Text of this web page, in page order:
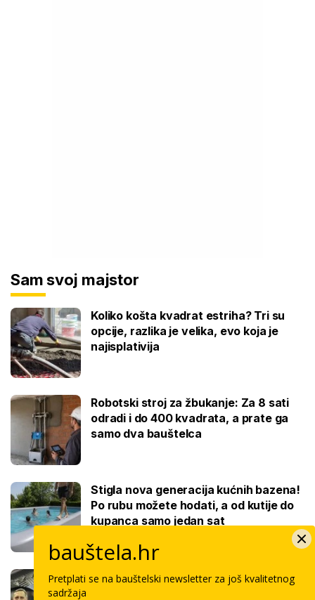
Sam svoj majstor
Koliko košta kvadrat estriha? Tri su
opcije, razlika je velika, evo koja je
najisplativija
Robotski stroj za žbukanje: Za 8 sati
odradi i do 400 kvadrata, a prate ga
samo dva bauštelca
Stigla nova generacija kućnih bazena!
Po rubu možete hodati, a od kutije do
kupanca samo jedan sat
Koliko košta keramičar za kvadrat
bauštela.hr
Pretplati se na bauštelski newsletter za još kvalitetnog
sadržaja